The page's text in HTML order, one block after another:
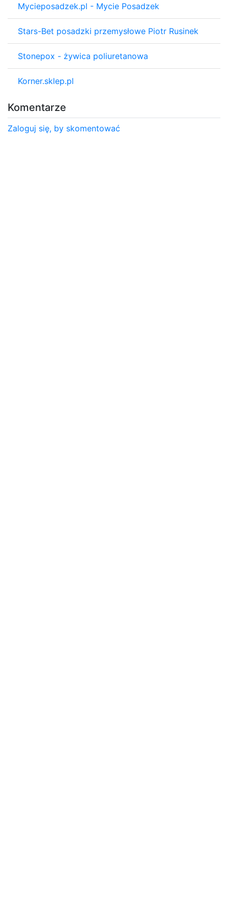
Mycieposadzek.pl - Mycie Posadzek
Stars-Bet posadzki przemysłowe Piotr Rusinek
Stonepox - żywica poliuretanowa
Korner.sklep.pl
Komentarze
Zaloguj się, by skomentować